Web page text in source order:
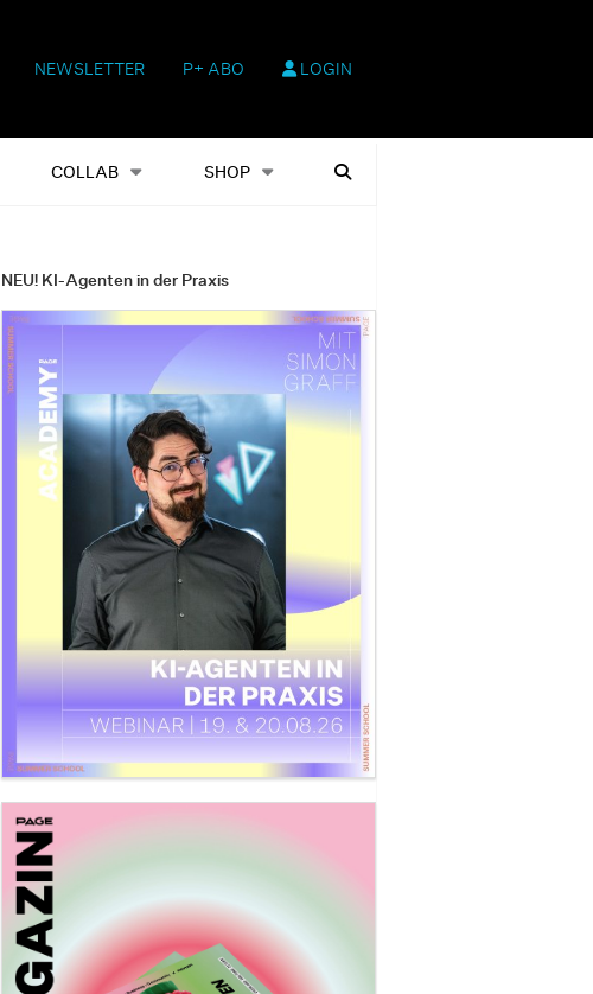
NEWSLETTER P+ ABO LOGIN
COLLAB SHOP
Shop Heftausgaben Suchen
NEU! KI-Agenten in der Praxis